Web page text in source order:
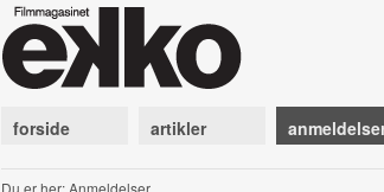
forside artikler
Du er her:Anmeldelser